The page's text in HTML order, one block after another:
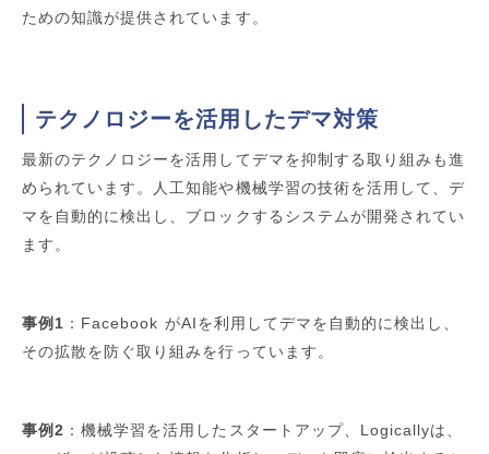
ための知識が提供されています。
テクノロジーを活用したデマ対策
最新のテクノロジーを活用してデマを抑制する取り組みも進
められています。人工知能や機械学習の技術を活用して、デ
マを自動的に検出し、ブロックするシステムが開発されてい
ます。
事例1 ：Facebook がAIを利用してデマを自動的に検出し、
その拡散を防ぐ取り組みを行っています。
事例2 ：機械学習を活用したスタートアップ、Logicallyは、